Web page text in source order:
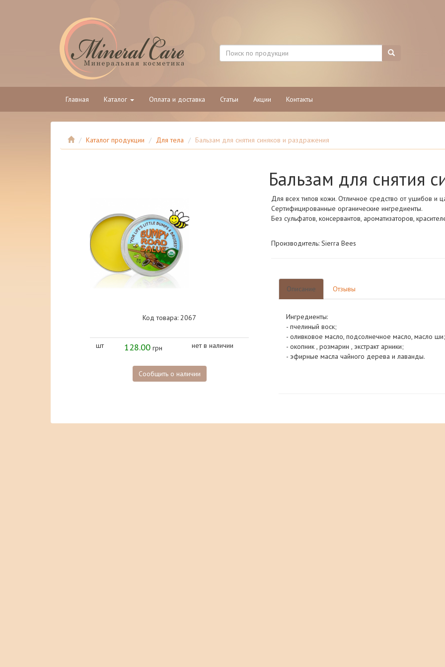
Главная Каталог Оплата и доставка Статьи Акции Контакты
Каталог продукции Для тела Бальзам для снятия синяков и раздражения
Бальзам для снятия
Код товара: 2067
шт 128.00 грн нет в наличии
Сообщить о наличии
Для всех типов кожи. Отличное средство от ушибов и
Сертифицированные органические ингредиенты.
Без сульфатов, консервантов, ароматизаторов,
Производитель: Sierra Bees
Описание Отзывы
Ингредиенты:
- пчелиный воск;
- оливковое масло, подсолнечное масло, масло ши;
- окопник , розмарин , экстракт арники;
- эфирные масла чайного дерева и лаванды.